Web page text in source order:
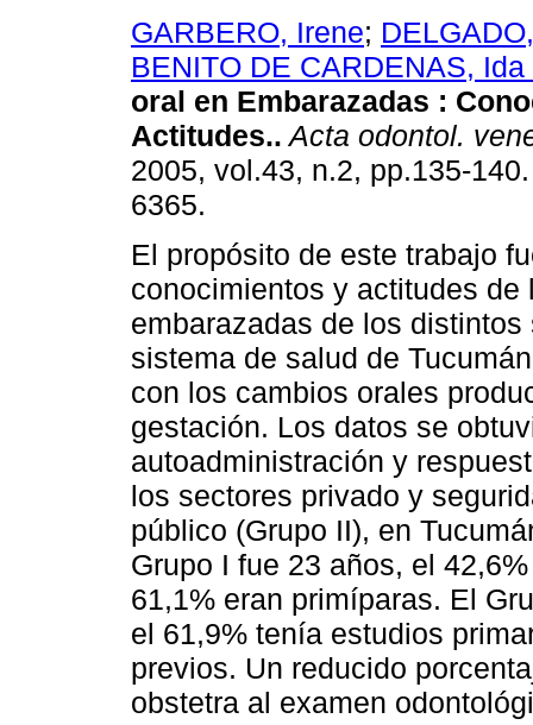
GARBERO, Irene;
BENITO DE CARDENAS,
oral en Embarazadas :
Actitudes.. Acta odontol.
2005, vol.43, n.2, pp.135-
6365.
El propósito de este trabajo
conocimientos y actitudes de
embarazadas de los distintos
sistema de salud de
con los cambios orales
gestación. Los datos se
autoadministración y
los sectores privado y
público (Grupo II), en
Grupo I fue 23 años, el
61,1% eran primíparas. El
el 61,9% tenía estudios
previos. Un reducido
obstetra al examen